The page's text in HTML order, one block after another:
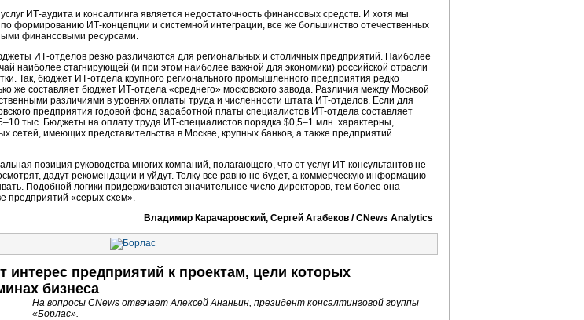
ИТ-аудита и консалтинга является недостаточность финансовых средств. И хотя мы
по формированию ИТ-концепции и системной интеграции, все же большинство отечественных
финансовыми ресурсами.
ИТ-отделов резко различаются для региональных и столичных предприятий. Наиболее
наиболее стагнирующей (и при этом наиболее важной для экономики) российской отрасли
Так, бюджет ИТ-отдела крупного регионального промышленного предприятия редко
же составляет бюджет ИТ-отдела «среднего» московского завода. Различия между Москвой
различиями в уровнях оплаты труда и численности штата ИТ-отделов. Если для
предприятия годовой фонд заработной платы специалистов ИТ-отдела составляет
тыс. Бюджеты на оплату труда ИТ-специалистов порядка $0,5–1 млн. характерны,
сетей, имеющих представительства в Москве, крупных банков, а также предприятий
позиция руководства многих компаний, полагающего, что от услуг ИТ-консультантов не
дадут рекомендации и уйдут. Толку все равно не будет, а коммерческую информацию
Подобной логики придерживаются значительное число директоров, тем более она
предприятий «серых схем».
Владимир Карачаровский, Сергей Агабеков / CNews Analytics
интерес предприятий к проектам, цели которых
бизнеса
На вопросы CNews отвечает Алексей Ананьин, президент консалтинговой группы
«Борлас».